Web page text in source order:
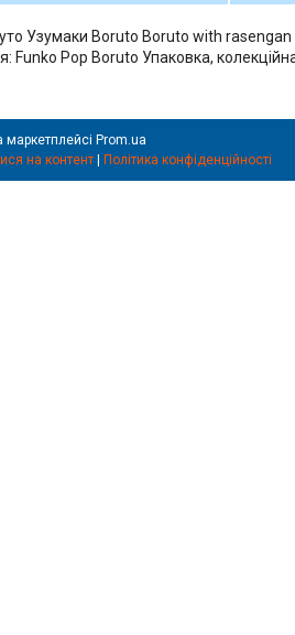
Узумаки Boruto Boruto with rasengan
Funko Pop Boruto Упаковка,
маркетплейсі Prom.ua
на контент Політика конфіденційності